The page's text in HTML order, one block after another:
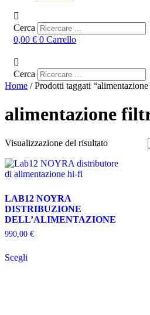
Cerca
0,00 € 0 Carrello
Cerca
Home / Prodotti taggati
alimentazione
Visualizzazione del risultato
LAB12 NOYRA
DISTRIBUZIONE
DELL’ALIMENTAZIONE
990,00 €
Scegliprodotto